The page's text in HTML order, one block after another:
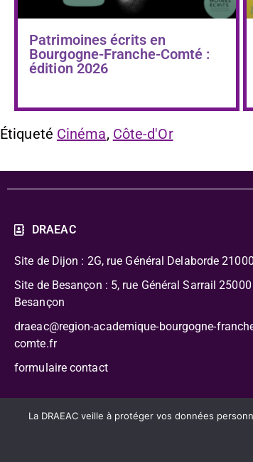
Patrimoines écrits en
Bourgogne-Franche-Comté :
édition 2026
Étiqueté Cinéma, Côte-d'Or
DRAEAC
Site de Dijon : 2G, rue Général Delaborde
Site de Besançon : 5, rue Général Sarrail 25000
Besançon
draeac@region-academique-bourgogne-
comte.fr
formulaire contact
La DRAEAC veille à protéger vos données